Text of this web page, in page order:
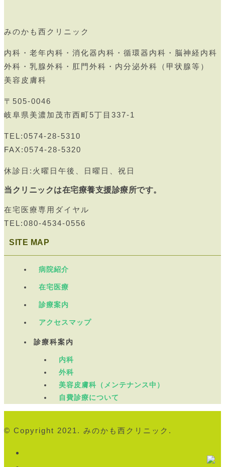
みのかも西クリニック
内科・老年内科・消化器内科・循環器内科・脳神経内科
外科・乳腺外科・肛門外科・内分泌外科（甲状腺等）
美容皮膚科
〒505-0046
岐阜県美濃加茂市西町5丁目337-1
TEL:0574-28-5310
FAX:0574-28-5320
休診日:火曜日午後、日曜日、祝日
当クリニックは在宅療養支援診療所です。
在宅医療専用ダイヤル
TEL:080-4534-0556
SITE MAP
病院紹介
在宅医療
診療案内
アクセスマップ
診療科案内
内科
外科
美容皮膚科（メンテナンス中）
自費診療について
© Copyright 2021. みのかも西クリニック.